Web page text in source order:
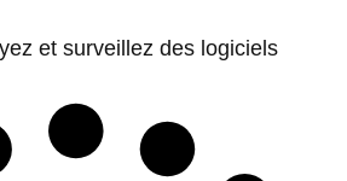
et surveillez des logiciels